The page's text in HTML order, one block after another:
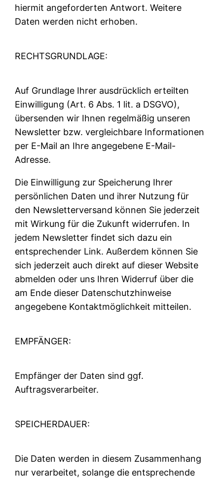
hiermit angeforderten Antwort. Weitere
Daten werden nicht erhoben.
RECHTSGRUNDLAGE:
Auf Grundlage Ihrer ausdrücklich erteilten
Einwilligung (Art. 6 Abs. 1 lit. a DSGVO),
übersenden wir Ihnen regelmäßig unseren
Newsletter bzw. vergleichbare Informationen
per E-Mail an Ihre angegebene E-Mail-
Adresse.
Die Einwilligung zur Speicherung Ihrer
persönlichen Daten und ihrer Nutzung für
den Newsletterversand können Sie jederzeit
mit Wirkung für die Zukunft widerrufen. In
jedem Newsletter findet sich dazu ein
entsprechender Link. Außerdem können Sie
sich jederzeit auch direkt auf dieser Website
abmelden oder uns Ihren Widerruf über die
am Ende dieser Datenschutzhinweise
angegebene Kontaktmöglichkeit mitteilen.
EMPFÄNGER:
Empfänger der Daten sind ggf.
Auftragsverarbeiter.
SPEICHERDAUER:
Die Daten werden in diesem Zusammenhang
nur verarbeitet, solange die entsprechende